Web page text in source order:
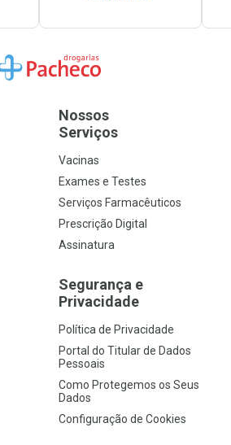
para a Home
Nossos
Serviços
Vacinas
Exames e Testes
Serviços Farmacêuticos
Prescrição Digital
Assinatura
Segurança e
Privacidade
Política de Privacidade
Portal do Titular de Dados
Pessoais
Como Protegemos os Seus
Dados
Configuração de Cookies